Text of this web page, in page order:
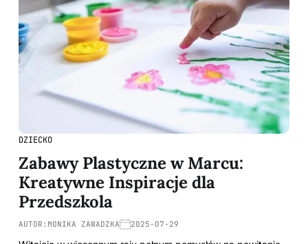
DZIECKO
Zabawy Plastyczne w Marcu:
Kreatywne Inspiracje dla
Przedszkola
AUTOR: MONIKA ZAWADZKA 2025-07-29